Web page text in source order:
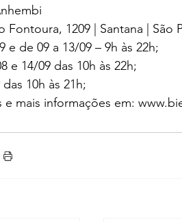
Fontoura, 1209 | Santana | São
e de 09 a 13/09 – 9h às 22h;
e 14/09 das 10h às 22h;
10h às 21h;
e mais informações em: